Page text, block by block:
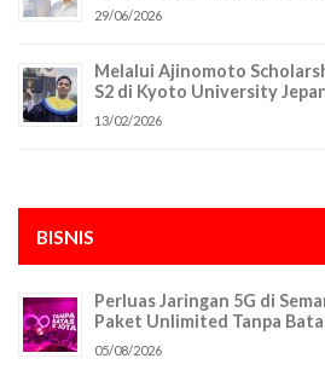
29/06/2026
Melalui Ajinomoto
S2 di Kyoto University
13/02/2026
BISNIS
Perluas Jaringan 5G di
Paket Unlimited Tanpa
05/08/2026